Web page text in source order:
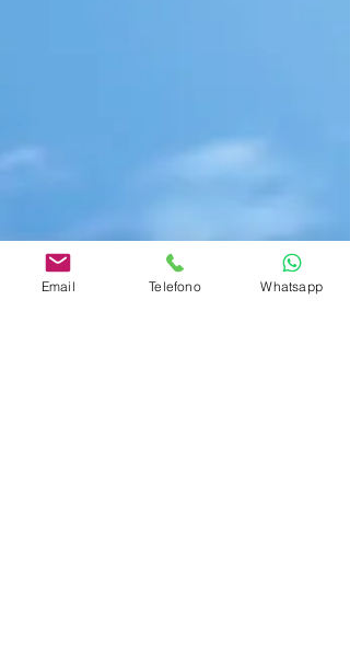
Email Telefono Whatsapp